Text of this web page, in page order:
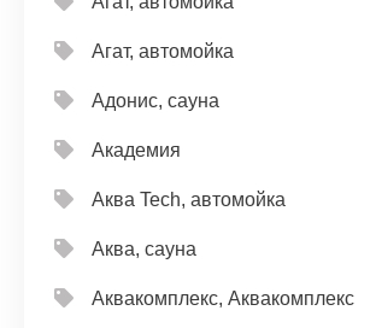
Агат, автомойка
Адонис, сауна
Академия
Аква Tech, автомойка
Аква, сауна
Аквакомплекс, Аквакомплекс